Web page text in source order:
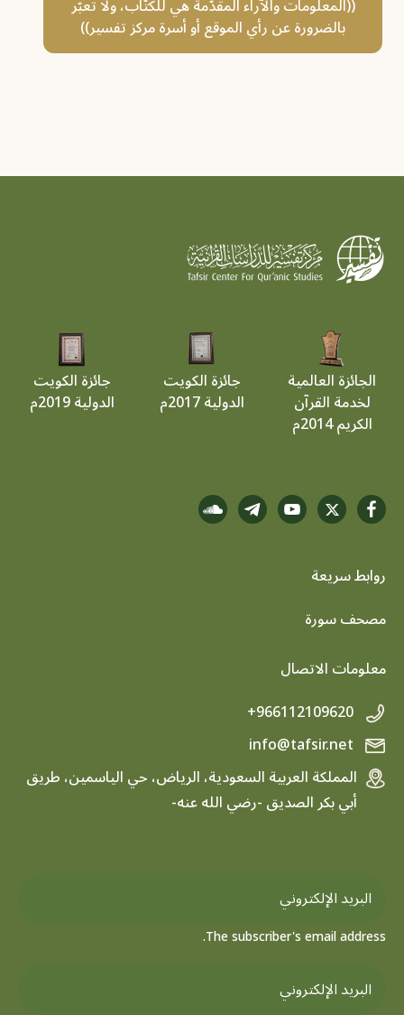
((المعلومات والآراء المقدَّمة هي للكتّاب، ولا تعبّر
بالضرورة عن رأي الموقع أو أسرة مركز تفسير))
الجائزة العالمية
لخدمة القرآن
الكريم 2014م
جائزة الكويت
الدولية 2017م
جائزة الكويت
الدولية 2019م
روابط سريعة
footer menu
مصحف سورة
معلومات الاتصال
+966112109620
المملكة العربية السعودية، الرياض، حي الياسمين، طريق
أبي بكر الصديق -رضي الله عنه-
The subscriber's email address.